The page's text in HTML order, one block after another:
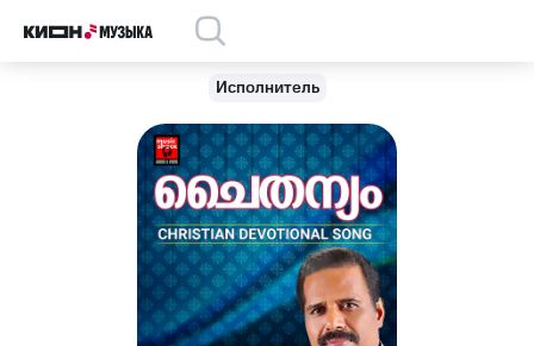
Исполнитель